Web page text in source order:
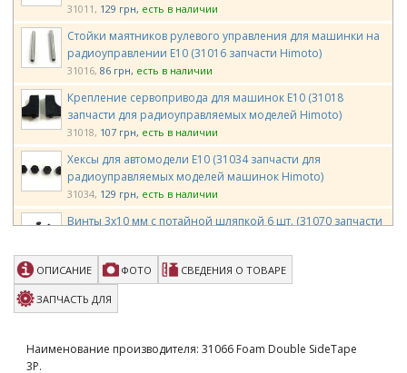
31011 129 грн есть в наличии
Стойки маятников рулевого управления для машинки на
радиоуправлении E10 (31016 запчасти Himoto)
31016 86 грн есть в наличии
Крепление сервопривода для машинок E10 (31018
запчасти для радиоуправляемых моделей Himoto)
31018 107 грн есть в наличии
Хексы для автомодели E10 (31034 запчасти для
радиоуправляемых моделей машинок Himoto)
31034 129 грн есть в наличии
Винты 3х10 мм с потайной шляпкой 6 шт. (31070 запчасти
31070 86 грн есть в наличии
Корка багги прозрачная (31303 запчасти для
радиоуправляемых моделей Himoto)
31303 1650 грн
Крепление на кузов машинки Багги (31305 запчасти для
ОПИСАНИЕ ФОТО СВЕДЕНИЯ О ТОВАРЕ
ЗАПЧАСТЬ ДЛЯ
Наименование производителя: 31066 Foam Double SideTape
3P.